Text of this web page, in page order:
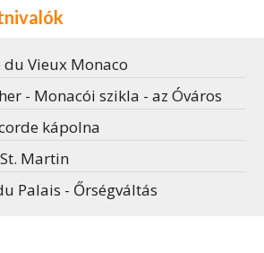
du Vieux Monaco
- Monacói szikla - az Óváros
kápolna
Martin
Palais - Őrségváltás